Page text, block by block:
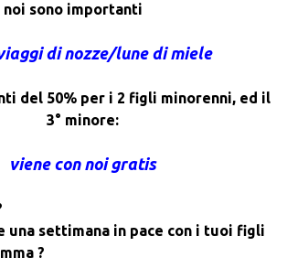
sono importanti
di nozze/lune di miele
del 50% per i 2 figli minorenni, ed il
3° minore:
viene con noi gratis
una settimana in pace con i tuoi figli
?